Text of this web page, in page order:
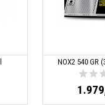
NOX2 540 GR